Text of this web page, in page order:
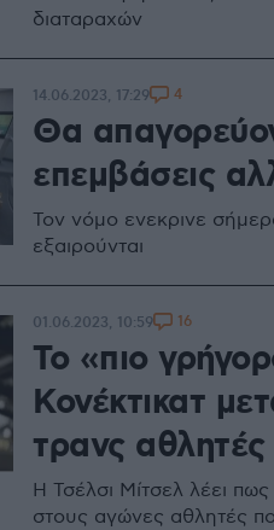
διαταραχών
Θα
επεμβάσεις
Τον νόμο ενεκρινε
εξαιρούνται
14.06.2023, 17:29 4
Το «πιο
Κονέκτικατ
τρανς αθλητές
Η Τσέλσι Μίτσελ λέει
στους αγώνες αθλητές
01.06.2023, 10:59 16